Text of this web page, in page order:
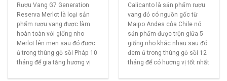
Rượu Vang G7 Generation
Reserva Merlot là loại sản
phẩm rượu vang được làm
hoàn toàn với giống nho
Merlot lên men sau đó được
ủ trong thùng gỗ sồi Pháp 10
tháng để gia tăng hương vị
Calicanto là sản phẩm rượu
vang đỏ có nguồn gốc từ
Maipo Andes của Chile nó
sản phẩm được trộn giữa 5
giống nho khác nhau sau đó
đem ủ trong thùng gỗ sồi 12
tháng để có hương vị tốt nhất